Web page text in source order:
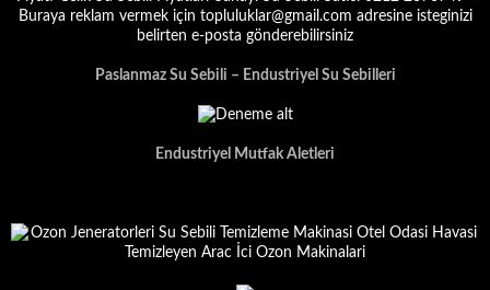
Paslanmaz Su Sebili – Endustriyel Su Sebilleri
Endustriyel Mutfak Aletleri